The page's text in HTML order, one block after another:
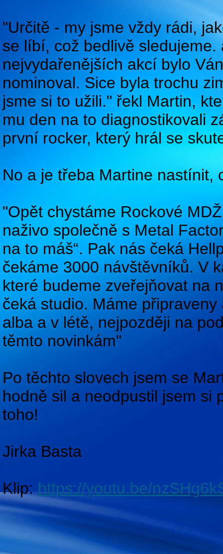
"Určitě - my jsme vždy rádi,
se líbí, což bedlivě
nejvydařenějších akcí bylo
nominoval. Sice byla trochu
jsme si to užili." řekl Martin,
mu den na to diagnostikovali
první rocker, který hrál se
No a je třeba Martine nastínit,
"Opět chystáme Rockové
naživo společně s Metal
na to máš“. Pak nás čeká
čekáme 3000 návštěvníků. V
které budeme zveřejňovat na
čeká studio. Máme
alba a v létě, nejpozději na
těmto novinkám"
Po těchto slovech jsem se
hodně sil a neodpustil jsem si
toho!
Jirka Basta
Klip:https://youtu.be/